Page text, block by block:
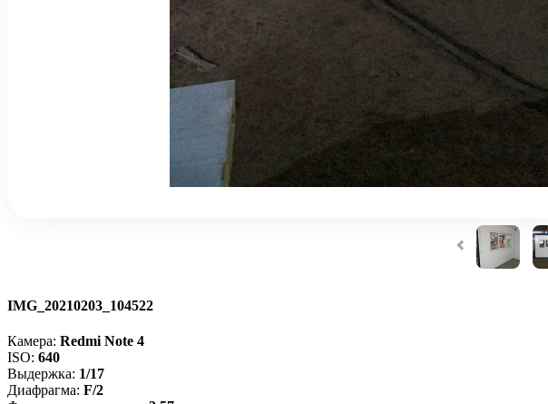
IMG_20210203_104522
Камера: Redmi Note 4
ISO: 640
Выдержка: 1/17
Диафрагма: F/2